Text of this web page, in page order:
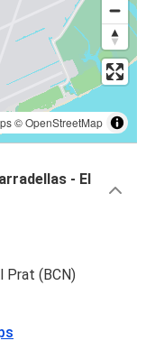
©OpenStreetMap
- El
Prat (BCN)